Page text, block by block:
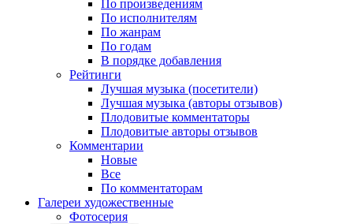
По произведениям
По исполнителям
По жанрам
По годам
В порядке добавления
Рейтинги
Лучшая музыка (посетители)
Лучшая музыка (авторы отзывов)
Плодовитые комментаторы
Плодовитые авторы отзывов
Комментарии
Новые
Все
По комментаторам
Галереи художественные
Фотосерия